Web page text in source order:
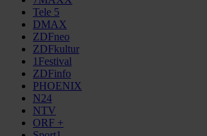
Tele 5
DMAX
ZDFneo
ZDFkultur
1Festival
ZDFinfo
PHOENIX
N24
NTV
ORF +